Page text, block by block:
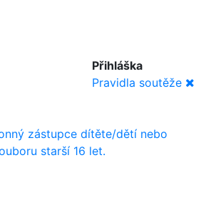
Přihláška
Pravidla soutěže
zástupce dítěte/dětí nebo
starší 16 let.